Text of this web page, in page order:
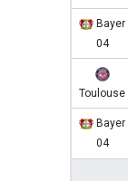
Bayer
04
Toulouse
Bayer
04